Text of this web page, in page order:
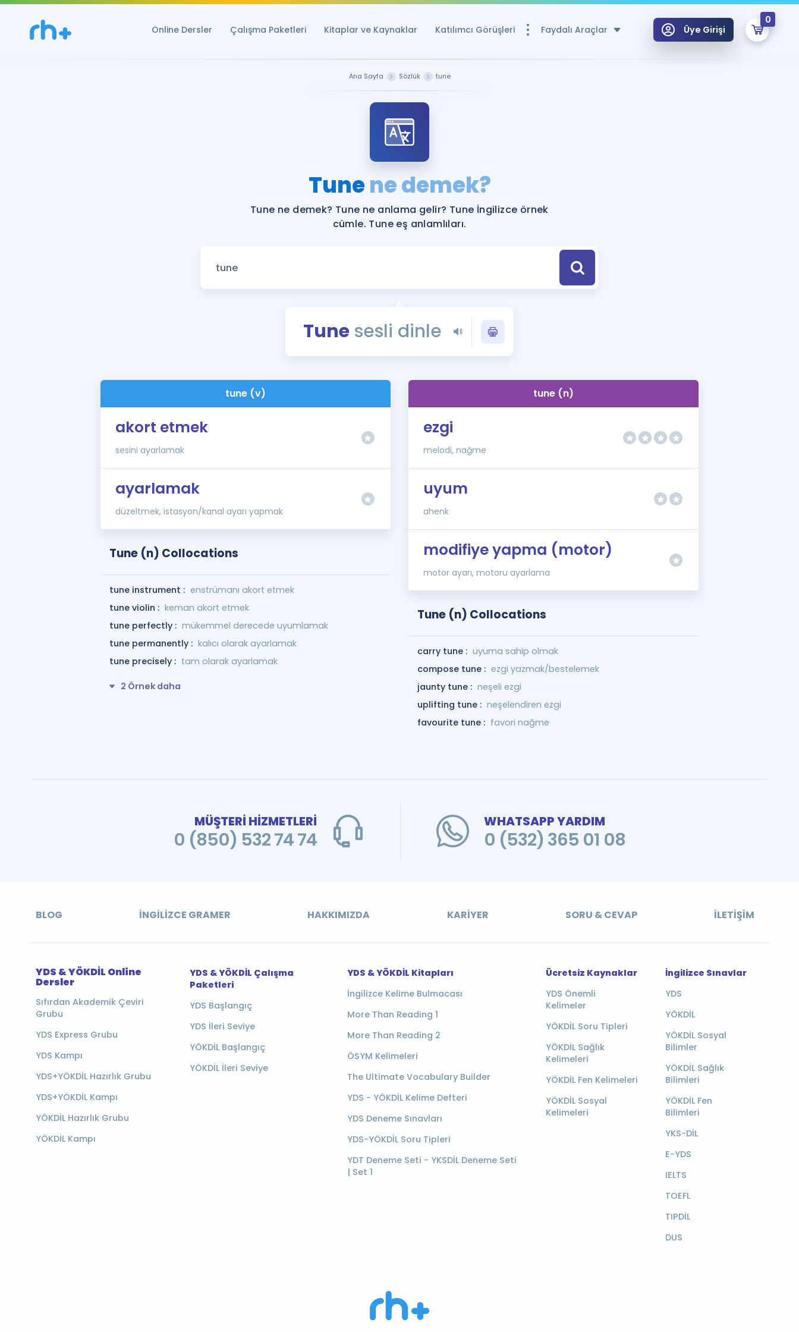
Online Dersler Çalışma Paketleri Kitaplar ve Kaynaklar Katılımcı Görüşleri Faydalı Araçlar
YDS ve YÖKDİL Puan Hesaplama Aracı
Rehberlik Aracı
YDS ve YÖKDİL'e Hazırlananlar için Öneriler
Tüm ÖSYM Sınavları Tek Takvimde
Blog
YDS - YÖKDİL Tüm Sınavlarla İlgili Haberler
İngilizce Gramer
Üye Girişi
0
Ana Sayfa Sözlük tune
Tunene demek?
Tune ne demek? Tune ne anlama gelir? Tune İngilizce örnek
cümle. Tune eş anlamlıları.
Tunesesli dinle
tune (v)
akort etmek
sesini ayarlamak
ayarlamak
düzeltmek, istasyon/kanal ayarı yapmak
Tune (n) Collocations
tune instrument : enstrümanı akort etmek
tune violin : keman akort etmek
tune perfectly : mükemmel derecede uyumlamak
tune permanently : kalıcı olarak ayarlamak
tune precisely : tam olarak ayarlamak
2 Örnek daha
tune (n)
ezgi
melodi, nağme
uyum
ahenk
modifiye yapma (motor)
motor ayarı, motoru ayarlama
Tune (n) Collocations
carry tune : uyuma sahip olmak
compose tune : ezgi yazmak/bestelemek
jaunty tune : neşeli ezgi
uplifting tune : neşelendiren ezgi
favourite tune : favori nağme
MÜŞTERİ HİZMETLERİ
0 (850) 532 74 74
WHATSAPP YARDIM
0 (532) 365 01 08
BLOG İNGILIZCE GRAMER HAKKIMIZDA KARIYER SORU & CEVAP İLETIŞIM
YDS & YÖKDİL Online
Dersler
Sıfırdan Akademik Çeviri
Grubu
YDS Express Grubu
YDS Kampı
YDS+YÖKDİL Hazırlık Grubu
YDS+YÖKDİL Kampı
YÖKDİL Hazırlık Grubu
YÖKDİL Kampı
YDS & YÖKDİL Çalışma
Paketleri
YDS Başlangıç
YDS İleri Seviye
YÖKDİL Başlangıç
YÖKDİL İleri Seviye
YDS & YÖKDİL Kitapları
İngilizce Kelime Bulmacası
More Than Reading 1
More Than Reading 2
ÖSYM Kelimeleri
The Ultimate Vocabulary Builder
YDS - YÖKDİL Kelime Defteri
YDS Deneme Sınavları
YDS-YÖKDİL Soru Tipleri
YDT Deneme Seti - YKSDİL Deneme Seti
| Set 1
Ücretsiz Kaynaklar
YDS Önemli
Kelimeler
YÖKDİL Soru Tipleri
YÖKDİL Sağlık
Kelimeleri
YÖKDİL Fen Kelimeleri
YÖKDİL Sosyal
Kelimeleri
İngilizce Sınavlar
YDS
YÖKDİL
YÖKDİL Sosyal
Bilimler
YÖKDİL Sağlık
Bilimleri
YÖKDİL Fen
Bilimleri
YKS-DİL
E-YDS
IELTS
TOEFL
TIPDİL
DUS